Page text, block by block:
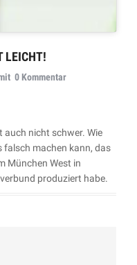
LEICHT!
0 Kommentar
auch nicht schwer. Wie
falsch machen kann, das
München West in
produziert habe.